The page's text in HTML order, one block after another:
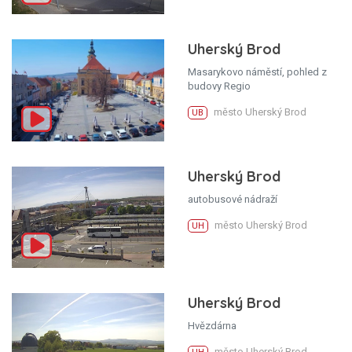
Uherský Brod
Masarykovo náměstí, pohled z
budovy Regio
UB město Uherský Brod
Uherský Brod
autobusové nádraží
UH město Uherský Brod
Uherský Brod
Hvězdárna